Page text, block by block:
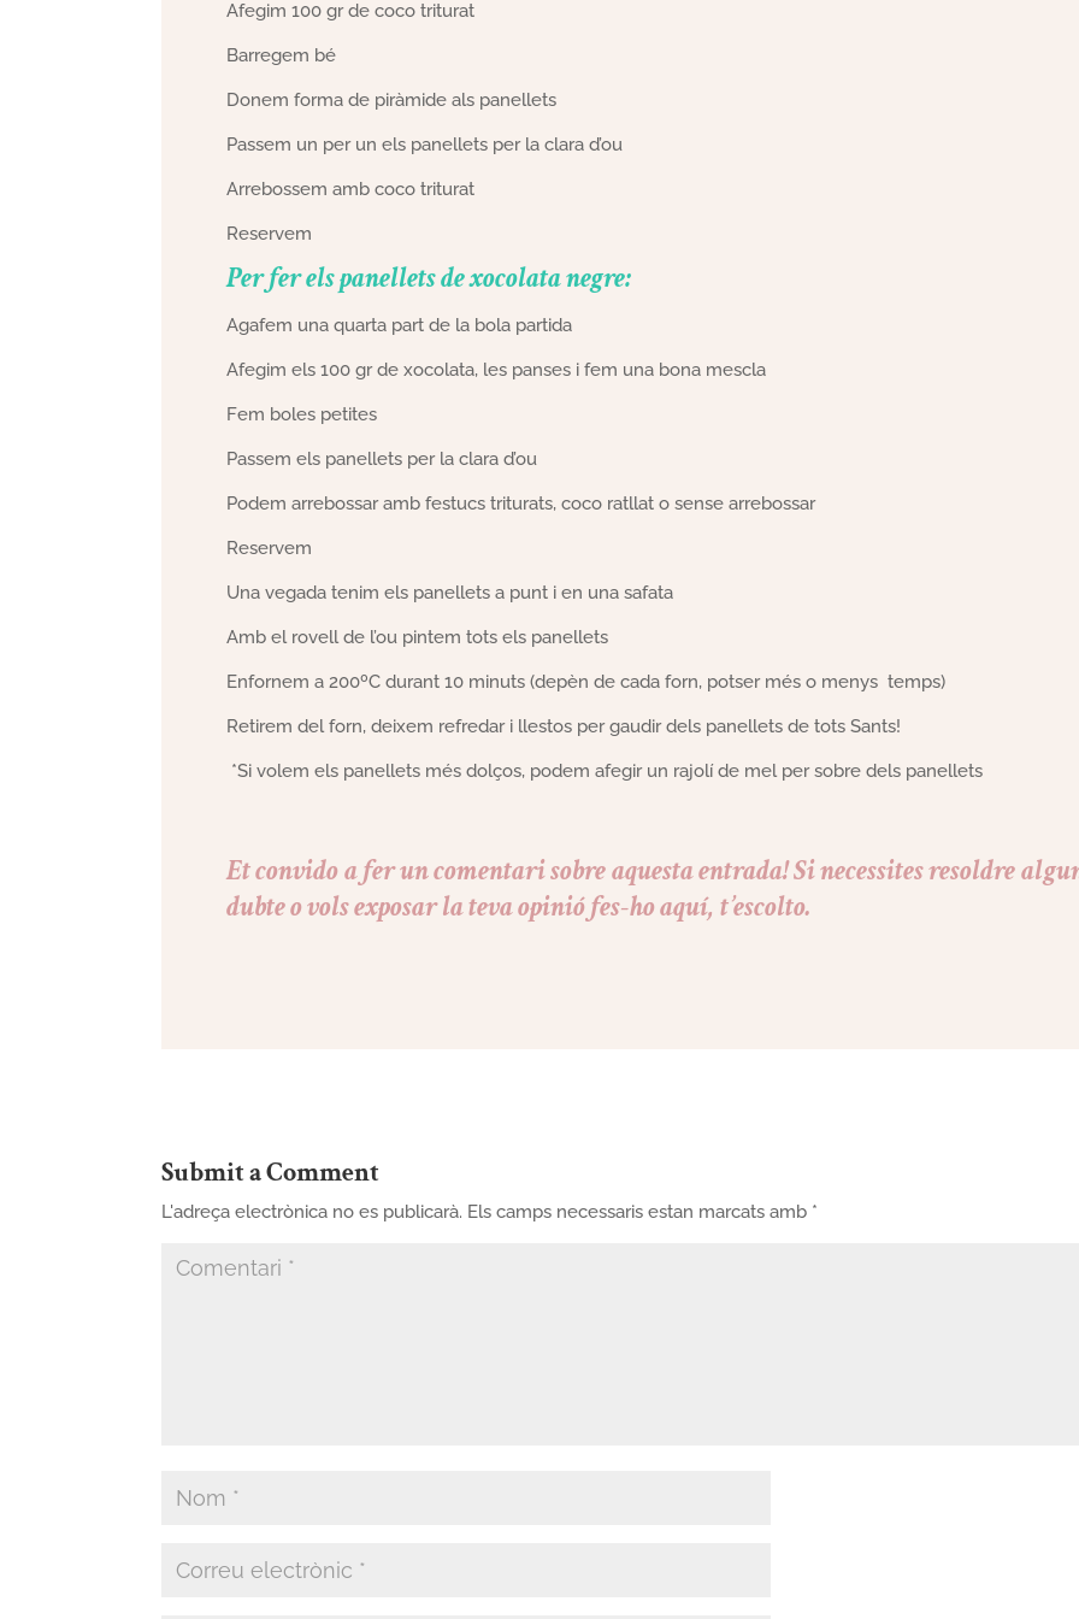
Afegim 100 gr de coco triturat
Barregem bé
Donem forma de piràmide als panellets
Passem un per un els panellets per la clara d’ou
Arrebossem amb coco triturat
Reservem
Per fer els panellets de xocolata negre:
Agafem una quarta part de la bola partida
Afegim els 100 gr de xocolata, les panses i fem una bona mescla
Fem boles petites
Passem els panellets per la clara d’ou
Podem arrebossar amb festucs triturats, coco ratllat o sense arrebossar
Reservem
Una vegada tenim els panellets a punt i en una safata
Amb el rovell de l’ou pintem tots els panellets
Enfornem a 200ºC durant 10 minuts (depèn de cada forn, potser més o menys temps)
Retirem del forn, deixem refredar i llestos per gaudir dels panellets de tots Sants!
*Si volem els panellets més dolços, podem afegir un rajolí de mel per sobre dels panellets
Et convido a fer un comentari sobre aquesta entrada! Si necessites resoldre
dubte o vols exposar la teva opinió fes-ho aquí, t’escolto.
Submit a Comment
L'adreça electrònica no es publicarà. Els camps necessaris estan marcats amb *